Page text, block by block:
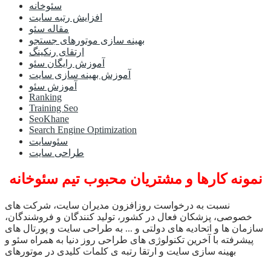
سئوخانه
افزایش رتبه سایت
مقاله سئو
بهینه سازی موتورهای جستجو
ارتقای رنکینگ
آموزش رایگان سئو
آموزش بهینه سازی سایت
آموزش سئو
Ranking
Training Seo
SeoKhane
Search Engine Optimization
سئوسایت
طراحی سایت
نمونه کارها و مشتریان محبوب تیم سئوخانه
نسبت به درخواست روزافزون مدیران سایت، شرکت های
خصوصی، پزشکان فعال در کشور، تولید کنندگان و فروشندگان،
سازمان ها و اتحادیه های دولتی و ... به طراحی سایت و پورتال های
پیشرفته با آخرین تکنولوژی های طراحی روز دنیا به همراه سئو و
بهینه سازی سایت و ارتقا رتبه ی کلمات کلیدی در موتورهای